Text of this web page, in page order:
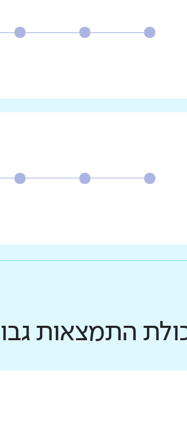
התמצאות